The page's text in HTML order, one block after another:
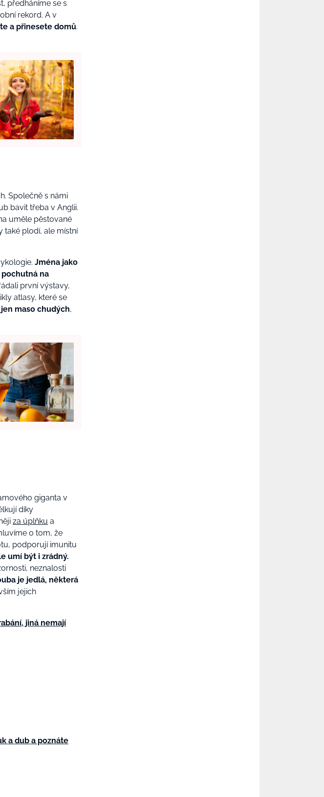
předháníme se s
rekord. A v
a přinesete domů.
Společně s námi
bavit třeba v Anglii.
uměle pěstované
také plodí, ale místní
Jména jako
na
první výstavy,
atlasy, které se
maso chudých,
giganta v
díky
za úplňku a
o tom, že
podporují imunitu
umí být i zrádný.
neznalosti
je jedlá, některá
jejich
jiná nemají
a dub a poznáte